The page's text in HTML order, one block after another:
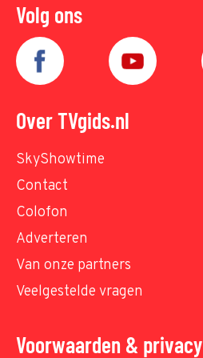
Volg ons
Over TVgids.nl
SkyShowtime
Contact
Colofon
Adverteren
Van onze partners
Veelgestelde vragen
Voorwaarden & privacy